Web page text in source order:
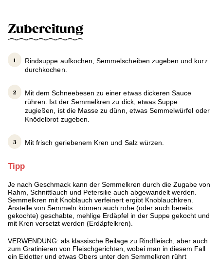
Zubereitung
Rindsuppe aufkochen, Semmelscheiben zugeben und kurz
durchkochen.
Mit dem Schneebesen zu einer etwas dickeren Sauce
rühren. Ist der Semmelkren zu dick, etwas Suppe
zugießen, ist die Masse zu dünn, etwas Semmelwürfel oder
Knödelbrot zugeben.
Mit frisch geriebenem Kren und Salz würzen.
Tipp
Je nach Geschmack kann der Semmelkren durch die Zugabe von
Rahm, Schnittlauch und Petersilie auch abgewandelt werden.
Semmelkren mit Knoblauch verfeinert ergibt Knoblauchkren.
Anstelle von Semmeln können auch rohe (oder auch bereits
gekochte) geschabte, mehlige Erdäpfel in der Suppe gekocht und
mit Kren versetzt werden (Erdäpfelkren).
VERWENDUNG: als klassische Beilage zu Rindfleisch, aber auch
zum Gratinieren von Fleischgerichten, wobei man in diesem Fall
ein Eidotter und etwas Obers unter den Semmelkren rührt